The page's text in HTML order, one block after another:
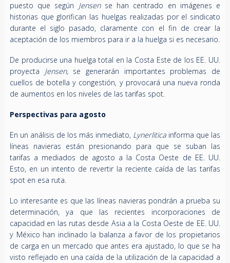
puesto que según Jensen se han centrado en imágenes e
historias que glorifican las huelgas realizadas por el sindicato
durante el siglo pasado, claramente con el fin de crear la
aceptación de los miembros para ir a la huelga si es necesario.
De producirse una huelga total en la Costa Este de los EE. UU.
proyecta Jensen, se generarán importantes problemas de
cuellos de botella y congestión, y provocará una nueva ronda
de aumentos en los niveles de las tarifas spot.
Perspectivas para agosto
En un análisis de los más inmediato, Lynerlitica informa que las
líneas navieras están presionando para que se suban las
tarifas a mediados de agosto a la Costa Oeste de EE. UU.
Esto, en un intento de revertir la reciente caída de las tarifas
spot en esa ruta.
Lo interesante es que las líneas navieras pondrán a prueba su
determinación, ya que las recientes incorporaciones de
capacidad en las rutas desde Asia a la Costa Oeste de EE. UU.
y México han inclinado la balanza a favor de los propietarios
de carga en un mercado que antes era ajustado, lo que se ha
visto reflejado en una caída de la utilización de la capacidad a